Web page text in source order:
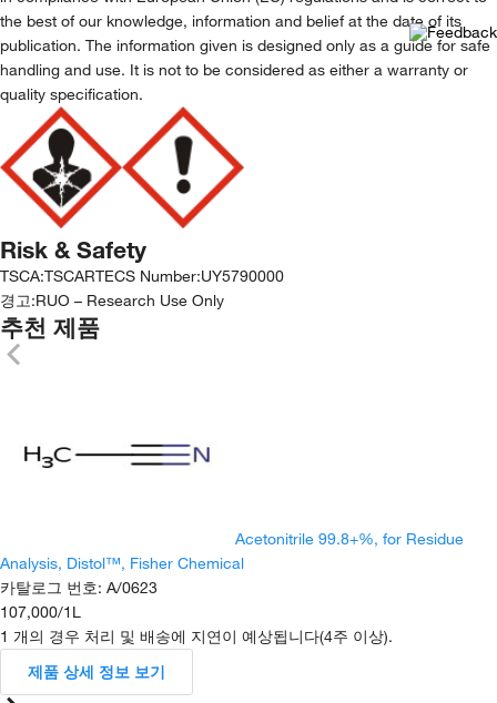
the best of our knowledge, information and belief at the date of its
publication. The information given is designed only as a guide for safe
handling and use. It is not to be considered as either a warranty or
quality specification.
Risk & Safety
TSCA:TSCARTECS Number:UY5790000
경고:RUO – Research Use Only
추천 제품
Acetonitrile 99.8+%, for Residue
Analysis, Distol™, Fisher Chemical
카탈로그 번호: A/0623
107,000/1L
1 개의 경우 처리 및 배송에 지연이 예상됩니다(4주 이상).
제품 상세 정보 보기